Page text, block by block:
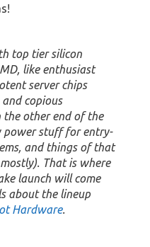
top tier silicon
like enthusiast
server chips
copious
the other end of the
power stuff for entry-
and things of that
That is where
launch will come
about the lineup
Hardware.